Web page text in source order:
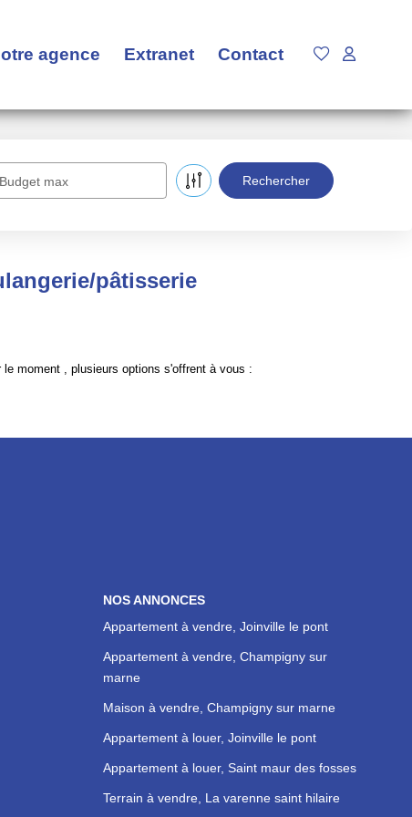
agence Extranet Contact
Budget max
pâtisserie
moment , plusieurs options s'offrent à vous :
NOS ANNONCES
Appartement à vendre, Joinville le pont
Appartement à vendre, Champigny sur
marne
Maison à vendre, Champigny sur marne
Appartement à louer, Joinville le pont
Appartement à louer, Saint maur des fosses
Terrain à vendre, La varenne saint hilaire